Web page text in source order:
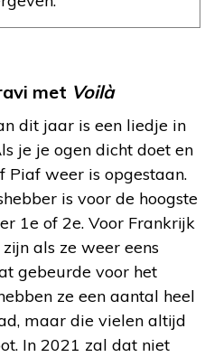
met Voilà
dit jaar is een liedje in
je je ogen dicht doet en
Piaf weer is opgestaan.
is voor de hoogste
1e of 2e. Voor Frankrijk
als ze weer eens
gebeurde voor het
ze een aantal heel
maar die vielen altijd
In 2021 zal dat niet